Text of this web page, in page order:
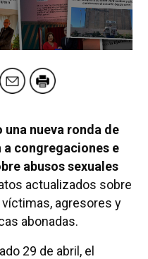
nueva ronda de
congregaciones e
abusos sexuales
actualizados sobre
agresores y
abonadas.
29 de abril, el